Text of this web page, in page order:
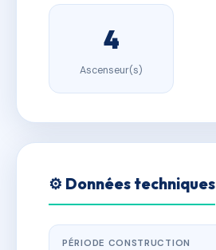
4
Ascenseur(s)
⚙️ Données techniques
PÉRIODE CONSTRUCTION